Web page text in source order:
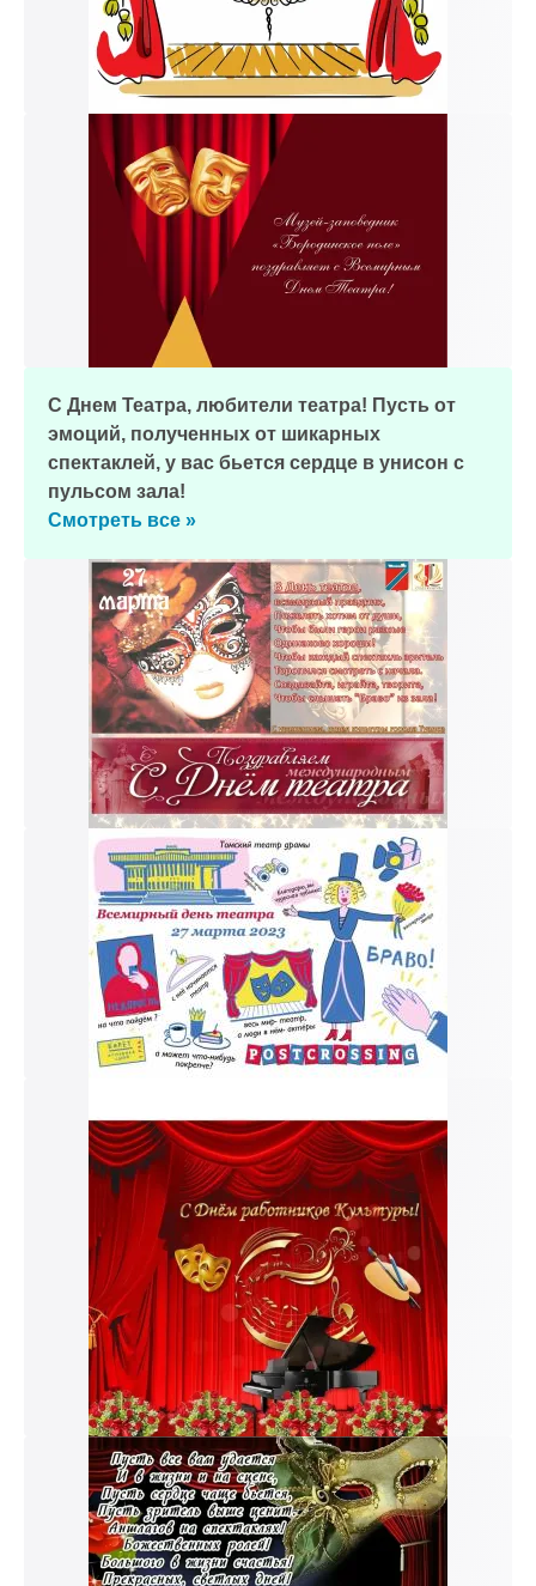
С Днем Театра, любители театра! Пусть от
эмоций, полученных от шикарных
спектаклей, у вас бьется сердце в унисон с
пульсом зала!
Смотреть все »